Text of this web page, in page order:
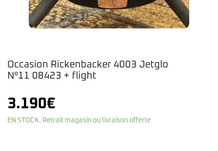
Occasion Rickenbacker 4003 Jetglo
N°11 08423 + flight
3.190€
EN STOCK. Retrait magasin ou livraison offerte